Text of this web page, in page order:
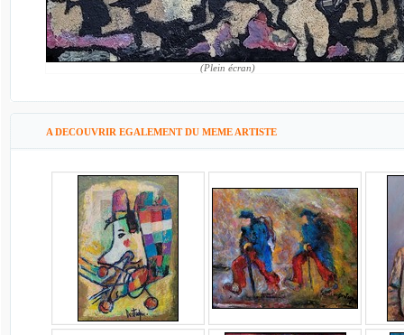
(Plein écran)
A DECOUVRIR EGALEMENT DU MEME ARTISTE